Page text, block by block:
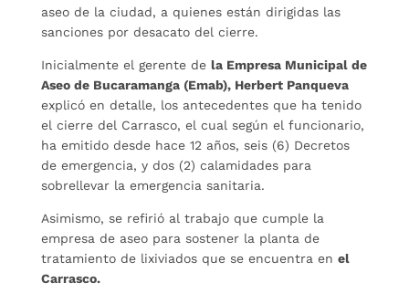
aseo de la ciudad, a quienes están dirigidas las
sanciones por desacato del cierre.
Inicialmente el gerente de la Empresa Municipal de
Aseo de Bucaramanga (Emab), Herbert Panqueva
explicó en detalle, los antecedentes que ha tenido
el cierre del Carrasco, el cual según el funcionario,
ha emitido desde hace 12 años, seis (6) Decretos
de emergencia, y dos (2) calamidades para
sobrellevar la emergencia sanitaria.
Asimismo, se refirió al trabajo que cumple la
empresa de aseo para sostener la planta de
tratamiento de lixiviados que se encuentra en el
Carrasco.